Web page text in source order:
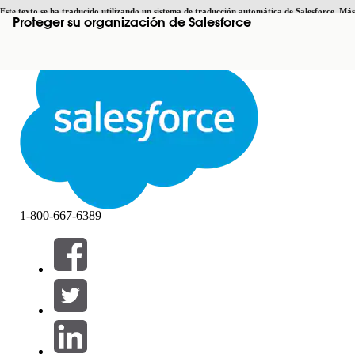
Este texto se ha traducido utilizando un sistema de traducción automática de Salesforce. Más
informaciónaquí . Cambiar a inglés Ahora no
Cerrar Cerrar
Proteger su organización de Salesforce
Filtros (0)
SELECCIONAR FILTROS
Área de productos
1-800-667-6389